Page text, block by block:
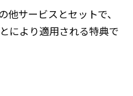
サービスとセットで、
により適用される特典で